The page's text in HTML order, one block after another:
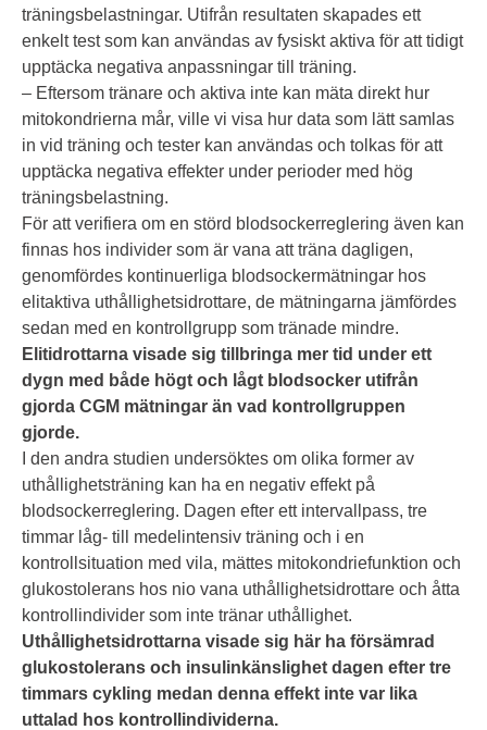
träningsbelastningar. Utifrån resultaten skapades ett
enkelt test som kan användas av fysiskt aktiva för att tidigt
upptäcka negativa anpassningar till träning.
– Eftersom tränare och aktiva inte kan mäta direkt hur
mitokondrierna mår, ville vi visa hur data som lätt samlas
in vid träning och tester kan användas och tolkas för att
upptäcka negativa effekter under perioder med hög
träningsbelastning.
För att verifiera om en störd blodsockerreglering även kan
finnas hos individer som är vana att träna dagligen,
genomfördes kontinuerliga blodsockermätningar hos
elitaktiva uthållighetsidrottare, de mätningarna jämfördes
sedan med en kontrollgrupp som tränade mindre.
Elitidrottarna visade sig tillbringa mer tid under ett
dygn med både högt och lågt blodsocker utifrån
gjorda CGM mätningar än vad kontrollgruppen
gjorde.
I den andra studien undersöktes om olika former av
uthållighetsträning kan ha en negativ effekt på
blodsockerreglering. Dagen efter ett intervallpass, tre
timmar låg- till medelintensiv träning och i en
kontrollsituation med vila, mättes mitokondriefunktion och
glukostolerans hos nio vana uthållighetsidrottare och åtta
kontrollindivider som inte tränar uthållighet.
Uthållighetsidrottarna visade sig här ha försämrad
glukostolerans och insulinkänslighet dagen efter tre
timmars cykling medan denna effekt inte var lika
uttalad hos kontrollindividerna.